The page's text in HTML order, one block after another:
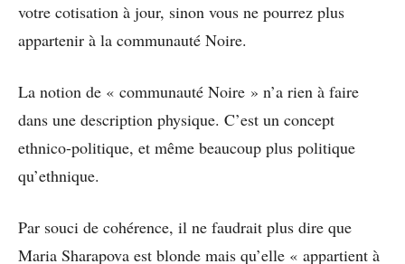
votre cotisation à jour, sinon vous ne pourrez plus
appartenir à la communauté Noire.
La notion de « communauté Noire » n’a rien à faire
dans une description physique. C’est un concept
ethnico-politique, et même beaucoup plus politique
qu’ethnique.
Par souci de cohérence, il ne faudrait plus dire que
Maria Sharapova est blonde mais qu’elle « appartient à